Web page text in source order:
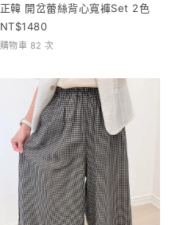
正韓 開岔蕾絲背心寬褲Set 2色
1480
購物車 82 次